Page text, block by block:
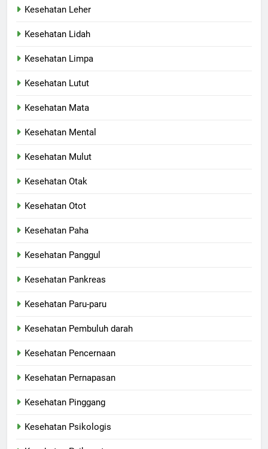
Kesehatan Leher
Kesehatan Lidah
Kesehatan Limpa
Kesehatan Lutut
Kesehatan Mata
Kesehatan Mental
Kesehatan Mulut
Kesehatan Otak
Kesehatan Otot
Kesehatan Paha
Kesehatan Panggul
Kesehatan Pankreas
Kesehatan Paru-paru
Kesehatan Pembuluh darah
Kesehatan Pencernaan
Kesehatan Pernapasan
Kesehatan Pinggang
Kesehatan Psikologis